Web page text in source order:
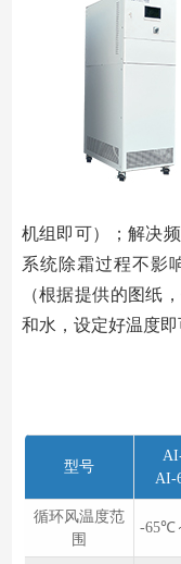
机组即可）；解决
系统除霜过程不影
（根据提供的图纸
和⽔，设定好温度即
型号
AI-
循环风温度范
围
-65℃